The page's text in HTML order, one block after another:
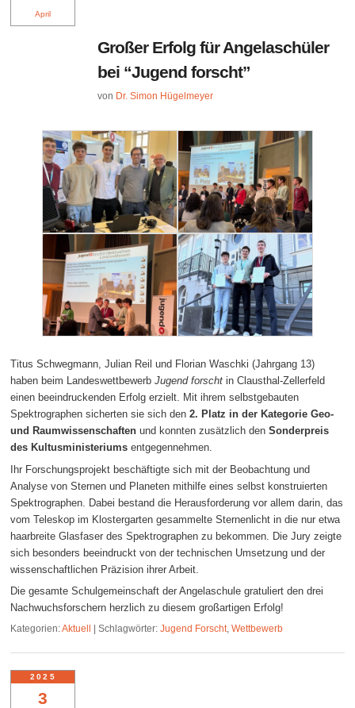
April
Großer Erfolg für Angelaschüler
bei “Jugend forscht”
von Dr. Simon Hügelmeyer
Titus Schwegmann, Julian Reil und Florian Waschki (Jahrgang 13)
haben beim LandeswettbewerbJugend forscht in Clausthal-Zellerfeld
einen beeindruckenden Erfolg erzielt. Mit ihrem selbstgebauten
Spektrographen sicherten sie sich den2. Platz in der Kategorie Geo-
und Raumwissenschaften und konnten zusätzlich denSonderpreis
des Kultusministeriums entgegennehmen.
Ihr Forschungsprojekt beschäftigte sich mit der Beobachtung und
Analyse von Sternen und Planeten mithilfe eines selbst konstruierten
Spektrographen. Dabei bestand die Herausforderung vor allem darin, das
vom Teleskop im Klostergarten gesammelte Sternenlicht in die nur etwa
haarbreite Glasfaser des Spektrographen zu bekommen. Die Jury zeigte
sich besonders beeindruckt von der technischen Umsetzung und der
wissenschaftlichen Präzision ihrer Arbeit.
Die gesamte Schulgemeinschaft der Angelaschule gratuliert den drei
Nachwuchsforschern herzlich zu diesem großartigen Erfolg!
Kategorien:Aktuell |Schlagwörter: Jugend Forscht ,Wettbewerb
3
2025